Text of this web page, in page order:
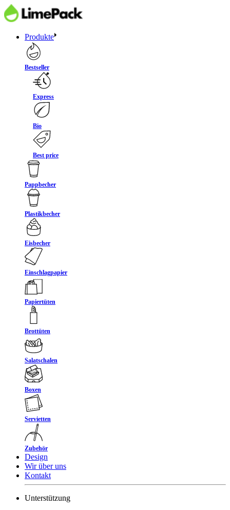
Produkte
Bestseller
Express
Bio
Best price
Pappbecher
Plastikbecher
Eisbecher
Einschlagpapier
Papiertüten
Brottüten
Salatschalen
Boxen
Servietten
Zubehör
Design
Wir über uns
Kontakt
Unterstützung